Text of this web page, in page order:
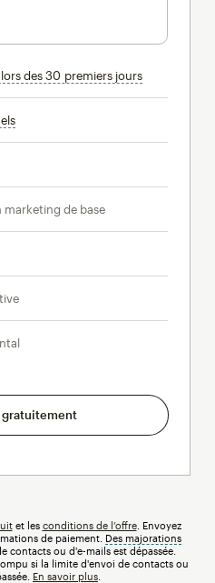
des 30 premiers joursinfobulle
infobulle
marketing de base
gratuitement
et les conditions de l’offre. Envoyez
de paiement. Des majorations
contacts ou d'e-mails est dépassée.
si la limite d'envoi de contacts ou
En savoir plus